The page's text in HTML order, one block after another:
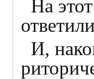
На
И,